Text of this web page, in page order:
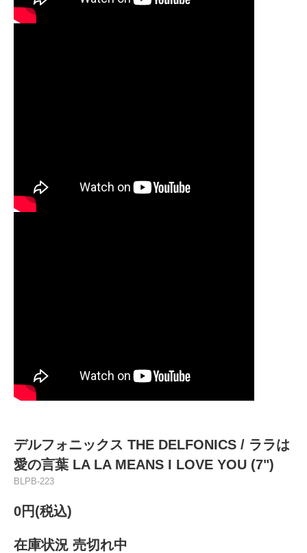
デルフォニックス THE DELFONICS / ララは
愛の言葉 LA LA MEANS I LOVE YOU (7")
BLPB-223
0円(税込)
在庫状況 売切れ中